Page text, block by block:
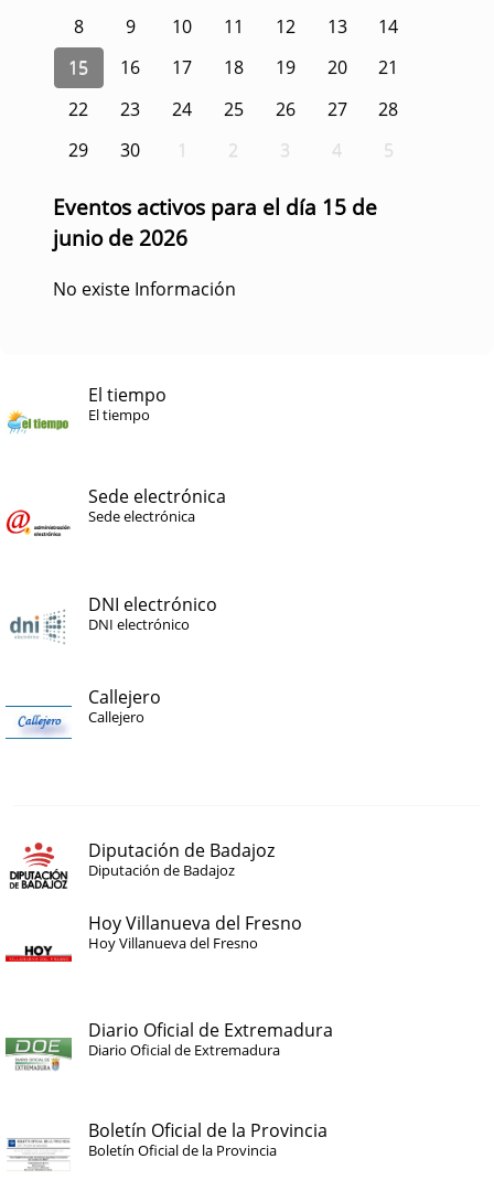
8
9 10 11 12 13
14
15
16 17 18 19 20
21
22
23 24 25 26 27
28
29
30 1 2 3 4 5
Eventos activos para el día 15 de
junio de 2026
No existe Información
El tiempo
El tiempo
Sede electrónica
Sede electrónica
DNI electrónico
DNI electrónico
Callejero
Callejero
Diputación de Badajoz
Diputación de Badajoz
Hoy Villanueva del Fresno
Hoy Villanueva del Fresno
Diario Oficial de Extremadura
Diario Oficial de Extremadura
Boletín Oficial de la Provincia
Boletín Oficial de la Provincia